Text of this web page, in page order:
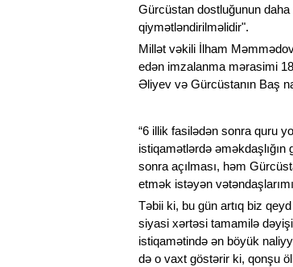
Gürcüstan dostluğunun
qiymətləndirilməlidir".
Millət vəkili İlham
edən imzalanma mərasimi
Əliyev və Gürcüstanın Baş
“6 illik fasilədən sonra quru
istiqamətlərdə
sonra açılması, həm
etmək istəyən
Təbii ki, bu gün artıq biz
siyasi xərtəsi tamamilə
istiqamətində ən böyük
də o vaxt göstərir ki, qonşu